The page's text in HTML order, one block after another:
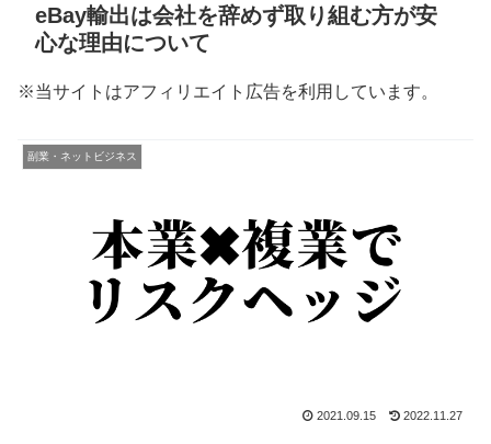
eBay輸出は会社を辞めず取り組む方が安
心な理由について
※当サイトはアフィリエイト広告を利用しています。
副業・ネットビジネス
2021.09.15 2022.11.27